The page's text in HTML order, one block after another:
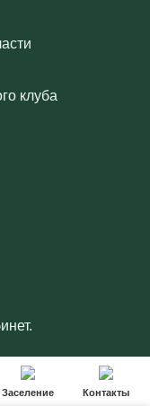
клуба
Заселение Контакты